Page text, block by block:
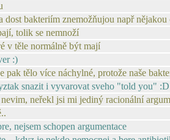
dost bakteriím znemožňujou např
tolik se nemnoží
v těle normálně být mají
:)
pak tělo více náchylné, protože naše
snazit i vyvarovat sveho "told you" :D
neřekl jsi mi jediný racionální
nejsem schopen argumentace